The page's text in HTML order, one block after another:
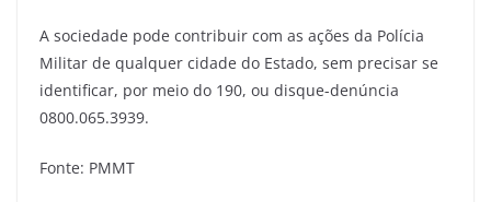
A sociedade pode contribuir com as ações da Polícia
Militar de qualquer cidade do Estado, sem precisar se
identificar, por meio do 190, ou disque-denúncia
0800.065.3939.
Fonte: PMMT